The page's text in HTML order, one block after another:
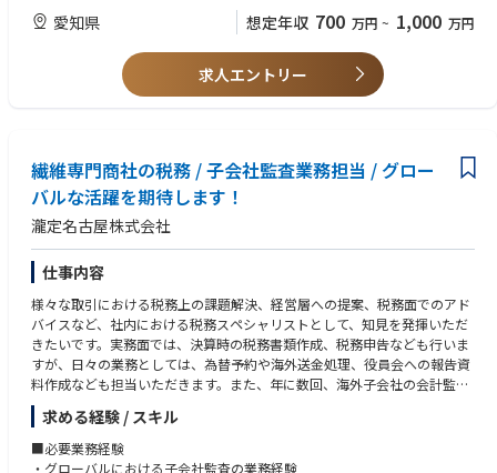
・与信管理を通して、会社の損失防止に寄与すること
【期待する役割】
・企業の業績・財務内容の分析、与信評価の経験
・債権保全に関する法的知識・実務経験
・商社の多種多様な取引形態に関する知見
【想定されるキャリアパス】
5年後に部署の中核人材、また10年後に部署のマネジメントを担える人材
に育って頂くことを期待します。
愛知県 想定年収 700 万円 ~ 1,000 万円
求人エントリー
繊維専門商社の税務 / 子会社監査業務担当 / グロー
バルな活躍を期待します！
瀧定名古屋株式会社
仕事内容
様々な取引における税務上の課題解決、経営層への提案、税務面でのアド
バイスなど、社内における税務スペシャリストとして、知見を発揮いただ
きたいです。実務面では、決算時の税務書類作成、税務申告なども行いま
すが、日々の業務としては、為替予約や海外送金処理、役員会への報告資
料作成なども担当いただきます。また、年に数回、海外子会社の会計監査
への立ち合い、チェックなどもお任せします。
【キャリアパス】
グローバルに子会社をまとめるリーダーポジションを経験した後に、将来
的には財経管理課のマネジメントポジションを期待しています。
求める経験 / スキル
■必要業務経験
・グローバルにおける子会社監査の業務経験